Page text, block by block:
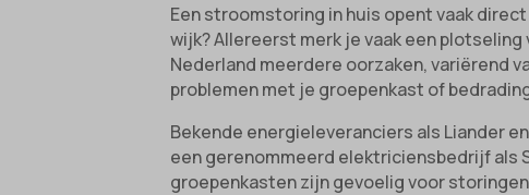
Een stroomstoring in huis opent vaak
wijk? Allereerst merk je vaak een
Nederland meerdere oorzaken, variërend
problemen met je groepenkast of
Bekende energieleveranciers als Liander
een gerenommeerd elektriciensbedrijf als
groepenkasten zijn gevoelig voor